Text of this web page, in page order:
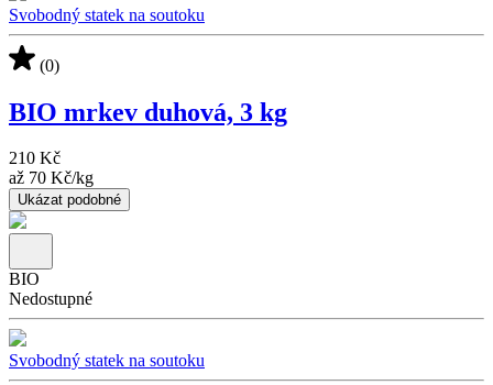
Svobodný statek na soutoku
(0)
BIO mrkev duhová, 3 kg
210 Kč
až 70 Kč/kg
Ukázat podobné
BIO
Nedostupné
Svobodný statek na soutoku